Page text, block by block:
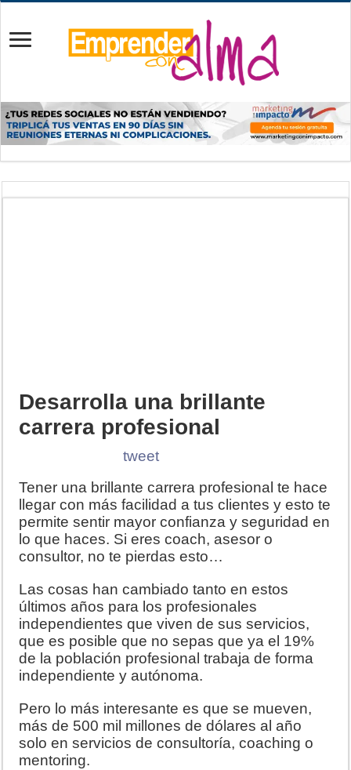
Desarrolla una brillante
carrera profesional
tweet
Tener una brillante carrera profesional te hace
llegar con más facilidad a tus clientes y esto te
permite sentir mayor confianza y seguridad en
lo que haces. Si eres coach, asesor o
consultor, no te pierdas esto…
Las cosas han cambiado tanto en estos
últimos años para los profesionales
independientes que viven de sus servicios,
que es posible que no sepas que ya el 19%
de la población profesional trabaja de forma
independiente y autónoma.
Pero lo más interesante es que se mueven,
más de 500 mil millones de dólares al año
solo en servicios de consultoría, coaching o
mentoring.